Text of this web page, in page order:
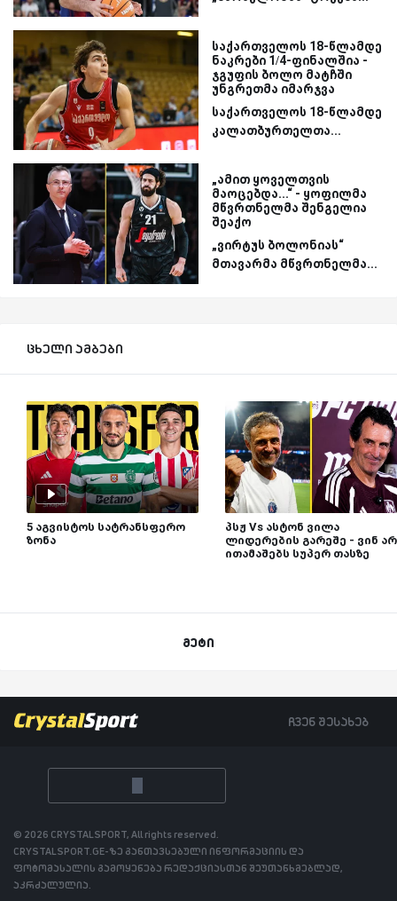
საქართველოს 18-წლამდე
ნაკრები 1/4-ფინალშია -
ჯგუფის ბოლო მატჩში
უნგრეთმა იმარჯვა
საქართველოს 18-წლამდე
კალათბურთელთა...
„ამით ყოველთვის
მაოცებდა...“ - ყოფილმა
მწვრთნელმა შენგელია
შეაქო
„ვირტუს ბოლონიას“
მთავარმა მწვრთნელმა...
ცხელი ამბები
5 აგვისტოს სატრანსფერო
ზონა
პსჟ Vs ასტონ ვილა
ლიდერების გარეშე - ვინ არ
ითამაშებს სუპერ თასზე
მეტი
ჩვენ შესახებ
© 2026 CRYSTALSPORT, All rights reserved.
CRYSTALSPORT.GE-ზე განთავსებული ინფორმაციის და
ფოტომასალის გამოყენება რედაქციასთან შეუთანხმებლად,
აკრძალულია.